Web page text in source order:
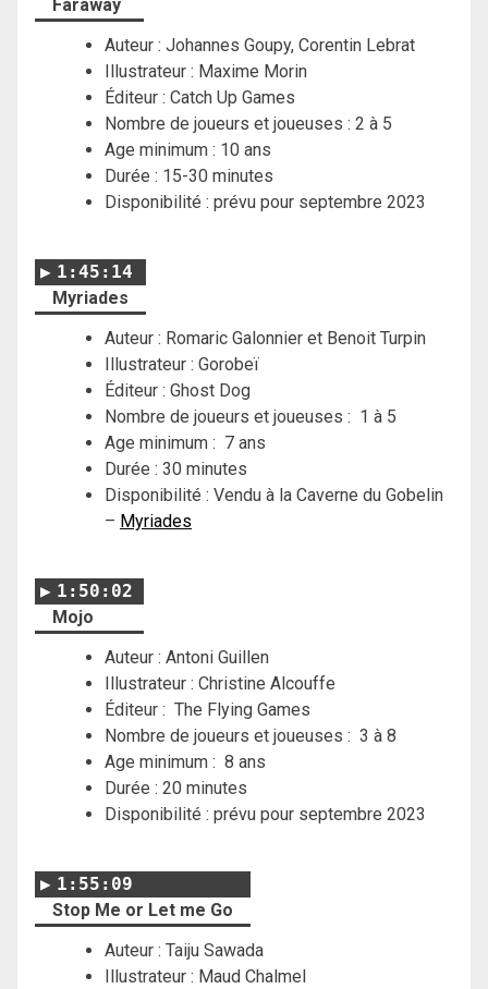
Faraway
Auteur : Johannes Goupy, Corentin Lebrat
Illustrateur : Maxime Morin
Éditeur : Catch Up Games
Nombre de joueurs et joueuses : 2 à 5
Age minimum : 10 ans
Durée : 15-30 minutes
Disponibilité : prévu pour septembre 2023
1:45:14
Myriades
Auteur : Romaric Galonnier et Benoit Turpin
Illustrateur : Gorobeï
Éditeur : Ghost Dog
Nombre de joueurs et joueuses : 1 à 5
Age minimum : 7 ans
Durée : 30 minutes
Disponibilité : Vendu à la Caverne du Gobelin
– Myriades
1:50:02
Mojo
Auteur : Antoni Guillen
Illustrateur : Christine Alcouffe
Éditeur : The Flying Games
Nombre de joueurs et joueuses : 3 à 8
Age minimum : 8 ans
Durée : 20 minutes
Disponibilité : prévu pour septembre 2023
1:55:09
Stop Me or Let me Go
Auteur : Taiju Sawada
Illustrateur : Maud Chalmel